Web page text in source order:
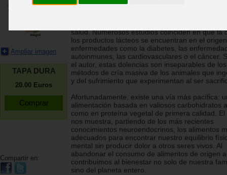
Ampliar imagen
TAPA DURA
20.00 Euros
Compartir en:
La alimentación vegana, exenta de cualquier
salud. Numerosos estudios coinciden en que la
los productos lácteos se encuentran en el
enfermedades como la diabetes, las
autoinmunes, las cardiovasculares o el cáncer.
el autor, estas dolencias son inseparables de los
métodos de cría masiva de los animales que
y del sufrimiento que experimentan al ser
Afortunadamente, existe una vía más pacífica:
alimentación basada en valiosos carbohidratos
como en proteína vegetal de primera calidad. El
nos muestra, partiendo de los más recientes
conocimientos neuroendocrinos, los alimentos
adecuados para encontrar nuestro equilibrio
mental sin producir dolor a otros seres vivos. Al
abandonar el consumo de alimentos de origen
contribuimos al bienestar no solo de nuestra
sino del planeta entero.